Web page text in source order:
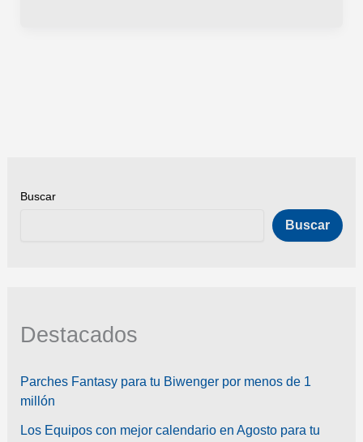
Buscar
Buscar
Destacados
Parches Fantasy para tu Biwenger por menos de 1
millón
Los Equipos con mejor calendario en Agosto para tu